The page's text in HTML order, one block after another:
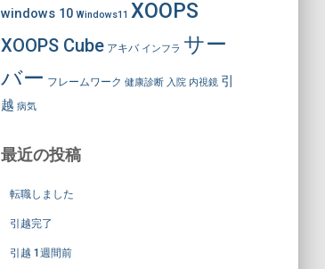
windows 10 Windows11 XOOPS
XOOPS Cube アキバ インフラ サー
バー フレームワーク 健康診断 入院 内視鏡 引
越 病気
最近の投稿
転職しました
引越完了
引越 1週間前